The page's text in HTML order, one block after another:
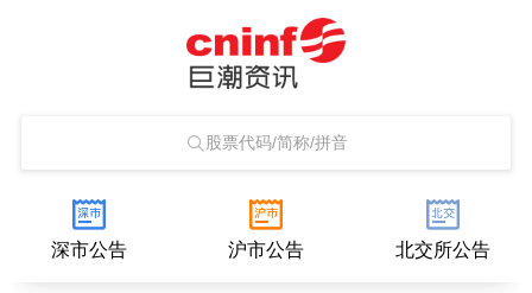
股票代码/简称/拼音
深市公告 沪市公告 北交所公告